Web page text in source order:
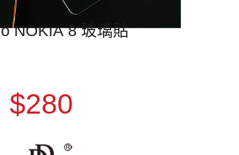
NOKIA 8 玻璃貼
$280